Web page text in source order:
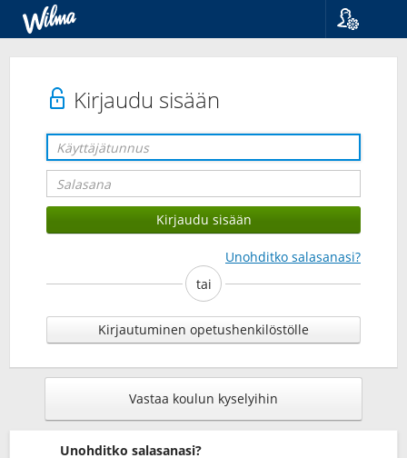
Kirjaudu sisään
Unohditko salasanasi?
tai
Kirjautuminen opetushenkilöstölle
Vastaa koulun kyselyihin
Unohditko salasanasi?